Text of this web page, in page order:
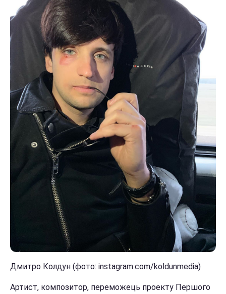
Дмитро Колдун (фото: instagram.com/koldunmedia)
Артист, композитор, переможець проекту Першого